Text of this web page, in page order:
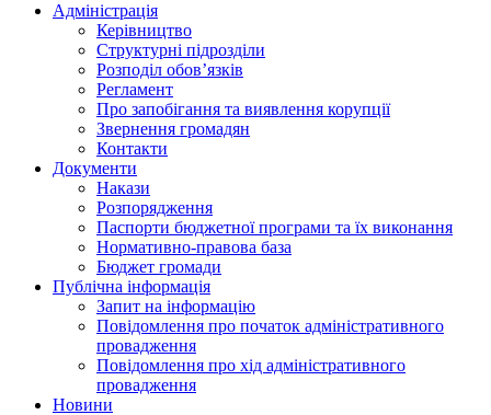
Адміністрація
Керівництво
Структурні підрозділи
Розподіл обов’язків
Регламент
Про запобігання та виявлення корупції
Звернення громадян
Контакти
Документи
Накази
Розпорядження
Паспорти бюджетної програми та їх виконання
Нормативно-правова база
Бюджет громади
Публічна інформація
Запит на інформацію
Повідомлення про початок адміністративного
провадження
Повідомлення про хід адміністративного
провадження
Новини